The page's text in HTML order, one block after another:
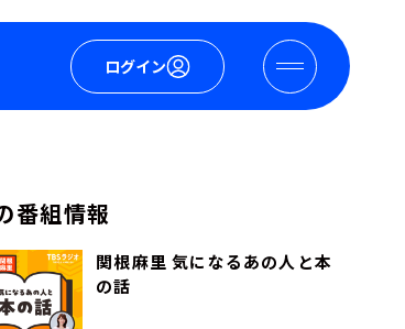
ログイン
番組情報
関根麻里 気になるあの人と本
の話